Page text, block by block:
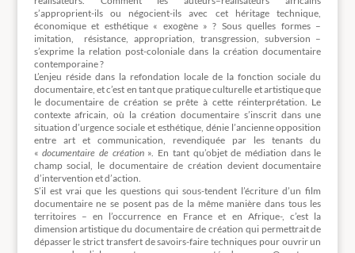
s’approprient-ils ou négocient-ils avec cet héritage technique,
économique et esthétique « exogène » ? Sous quelles formes –
imitation, résistance, appropriation, transgression, subversion –
s’exprime la relation post-coloniale dans la création documentaire
contemporaine ?
L’enjeu réside dans la refondation locale de la fonction sociale du
documentaire, et c’est en tant que pratique culturelle et artistique que
le documentaire de création se prête à cette réinterprétation. Le
contexte africain, où la création documentaire s’inscrit dans une
situation d’urgence sociale et esthétique, dénie l’ancienne opposition
entre art et communication, revendiquée par les tenants du
«documentaire de création ». En tant qu’objet de médiation dans le
champ social, le documentaire de création devient documentaire
d’intervention et d’action.
S’il est vrai que les questions qui sous-tendent l’écriture d’un film
documentaire ne se posent pas de la même manière dans tous les
territoires – en l’occurrence en France et en Afrique-, c’est la
dimension artistique du documentaire de création qui permettrait de
dépasser le strict transfert de savoirs-faire techniques pour ouvrir un